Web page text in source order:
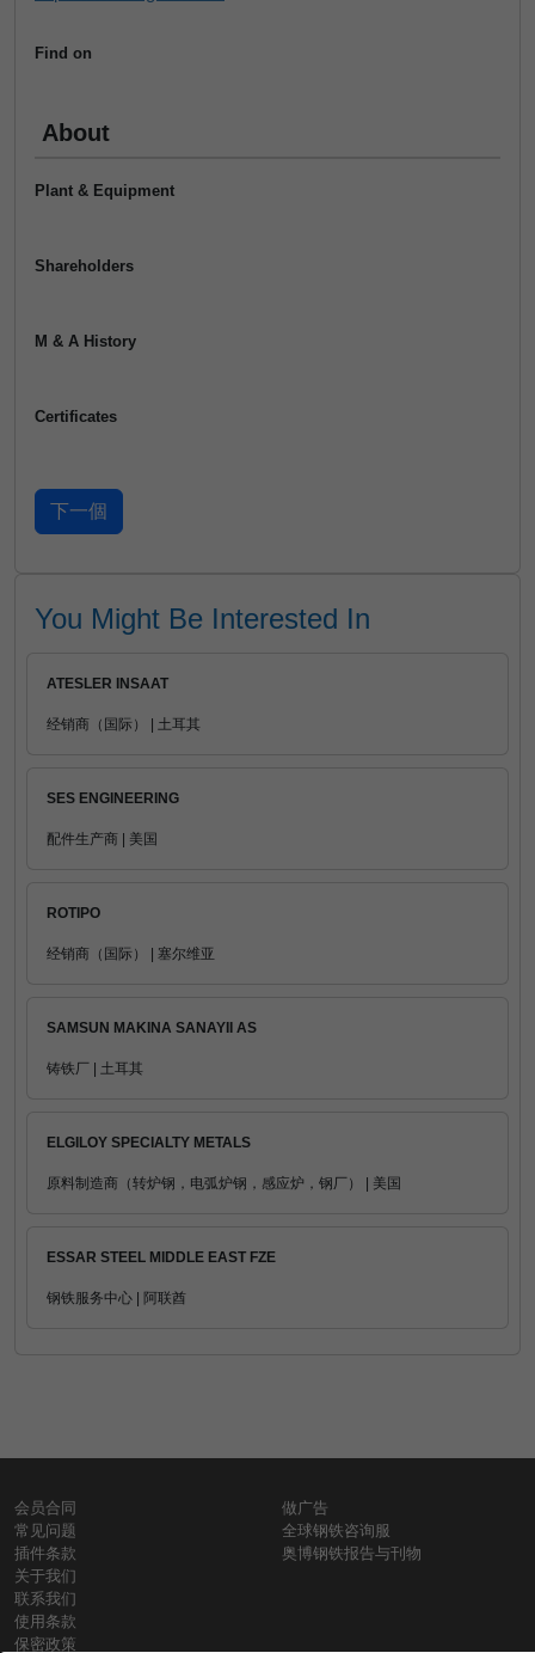
Find on
About
Plant & Equipment
Shareholders
M & A History
Certificates
You Might Be Interested In
ATESLER INSAAT
经销商（国际） | 土耳其
SES ENGINEERING
配件生产商 | 美国
ROTIPO
经销商（国际） | 塞尔维亚
SAMSUN MAKINA SANAYII AS
铸铁厂 | 土耳其
ELGILOY SPECIALTY METALS
原料制造商（转炉钢，电弧炉钢，感应炉，钢厂） | 美国
ESSAR STEEL MIDDLE EAST FZE
钢铁服务中心 | 阿联酋
会员合同
常见问题
插件条款
关于我们
联系我们
使用条款
保密政策
做广告
全球钢铁咨询服
奥博钢铁报告与刊物